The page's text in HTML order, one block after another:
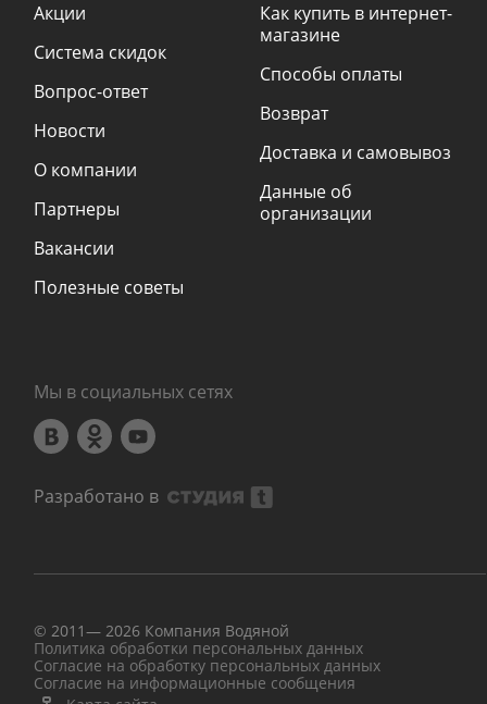
Акции
Система скидок
Вопрос-ответ
Новости
О компании
Партнеры
Вакансии
Полезные советы
Как купить в интернет-
магазине
Способы оплаты
Возврат
Доставка и самовывоз
Данные об
организации
Мы в социальных сетях
Разработано в
© 2011— 2026 Компания Водяной
Политика обработки персональных данных
Согласие на обработку персональных данных
Согласие на информационные сообщения